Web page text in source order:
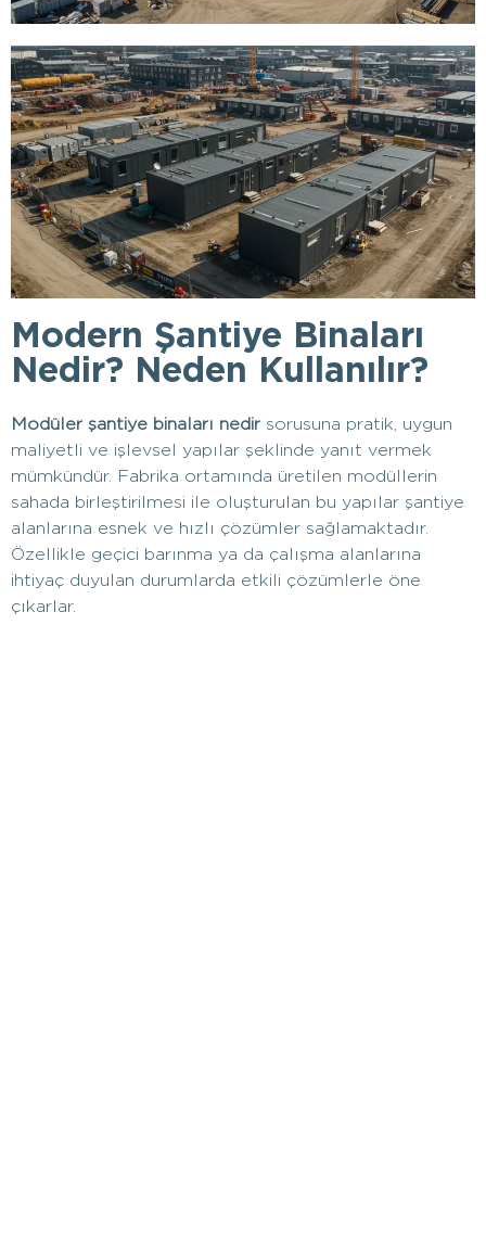
Modern Şantiye Binaları
Nedir? Neden Kullanılır?
Modüler şantiye binaları nedirsorusuna pratik, uygun
maliyetli ve işlevsel yapılar şeklinde yanıt vermek
mümkündür. Fabrika ortamında üretilen modüllerin
sahada birleştirilmesi ile oluşturulan bu yapılar şantiye
alanlarına esnek ve hızlı çözümler sağlamaktadır.
Özellikle geçici barınma ya da çalışma alanlarına
ihtiyaç duyulan durumlarda etkili çözümlerle öne
çıkarlar.